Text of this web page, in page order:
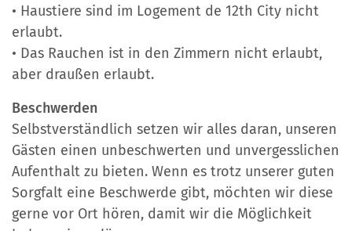
• Haustiere sind im Logement de 12th City nicht
erlaubt.
• Das Rauchen ist in den Zimmern nicht erlaubt,
aber draußen erlaubt.
Beschwerden
Selbstverständlich setzen wir alles daran, unseren
Gästen einen unbeschwerten und unvergesslichen
Aufenthalt zu bieten. Wenn es trotz unserer guten
Sorgfalt eine Beschwerde gibt, möchten wir diese
gerne vor Ort hören, damit wir die Möglichkeit